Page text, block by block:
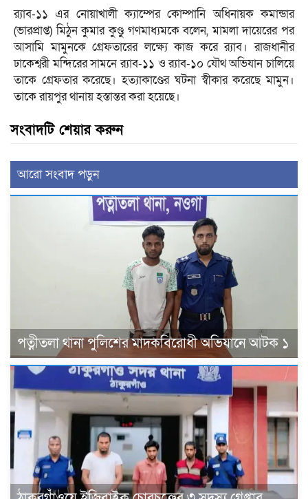
র‌্যাব-১১ এর নোয়াখালী ক্যাম্পের কোম্পানি অধিনায়ক কমান্ডার
(ভারপ্রাপ্ত) মিঠুন কুমার কুণ্ডু গণমাধ্যমকে বলেন, মামলা দায়েরের পর
আসামি মামুনকে গ্রেফতারের লক্ষ্যে কাজ করে র‌্যাব। রাজধানীর
ঢাকেশ্বরী মন্দিরের সামনে র‌্যাব-১১ ও র‌্যাব-১০ যৌথ অভিযান চালিয়ে
তাকে গ্রেফতার করেছে। হত্যাকাণ্ডের ঘটনা স্বীকার করেছে মামুন।
তাকে রায়পুর থানায় হস্তান্তর করা হয়েছে।
সংবাদটি শেয়ার করুন
আরো সংবাদ পড়ুন
পত্নীতলা থানা পুলিশের মাদকবিরোধী অভিযানে আটক ১